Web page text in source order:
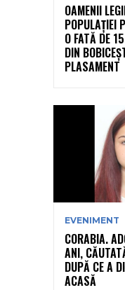
OAMENII
POPULAȚIEI
O FATĂ DE
DIN
PLASAMENT
EVENIMENT
CORABIA.
ANI,
DUPĂ CE A
ACASĂ